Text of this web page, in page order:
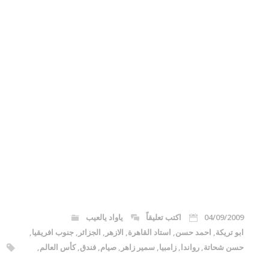
04/09/2009 اكتب تعليقاً
ياواد يالعيب
ابو تريكة, احمد حسن, استاد القاهرة, الازهر , الجزائر ,جنوب افريقيا,
حسن شحاتة,رواندا,زامبيا,سمير زاهر ,صيام,فندق,كأس العالم,